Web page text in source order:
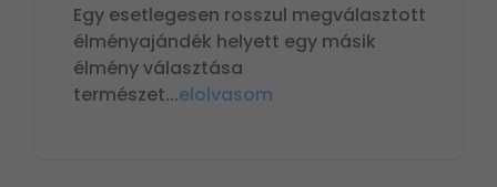
Egy esetlegesen rosszul megválasztott
élményajándék helyett egy másik
élmény választása
természet...elolvasom